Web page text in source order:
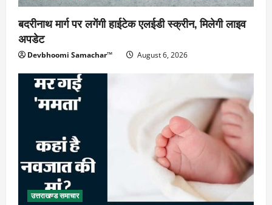
बदरीनाथ मार्ग पर लगेंगी हाईटेक एलईडी स्क्रीन, मिलेगी लाइव
अपडेट
Devbhoomi Samachar™ August 6, 2026
उत्तराखण्ड समाचार